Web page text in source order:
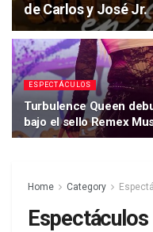
de Carlos y José Jr.
ESPECTÁCULOS
Turbulence Queen
bajo el sello Remex
Home Category
Espectáculos